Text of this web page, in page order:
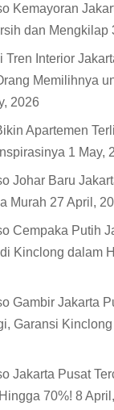
Kemayoran
dan Mengkilap
Tren Interior
Memilihnya
2026
Apartemen
1 May,
Johar Baru
Murah 27 April,
Cempaka Putih
Kinclong dalam
Gambir Jakarta
Garansi
Jakarta Pusat
70%! 8